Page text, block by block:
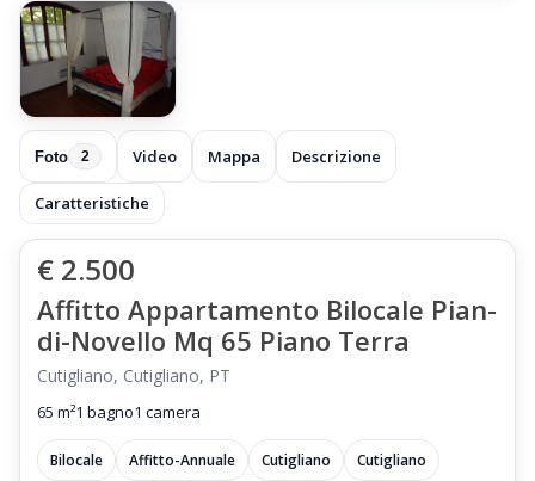
Foto 2 Video Mappa Descrizione
Caratteristiche
€ 2.500
Affitto Appartamento Bilocale Pian-
di-Novello Mq 65 Piano Terra
Cutigliano, Cutigliano, PT
65 m²1 bagno1 camera
Bilocale Affitto-Annuale Cutigliano Cutigliano